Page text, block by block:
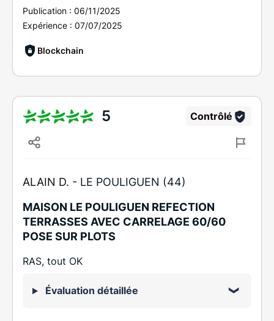
Publication : 06/11/2025
Expérience : 07/07/2025
Blockchain
5 Contrôlé
ALAIN D. - LE POULIGUEN (44)
MAISON LE POULIGUEN REFECTION
TERRASSES AVEC CARRELAGE 60/60
POSE SUR PLOTS
RAS, tout OK
Évaluation détaillée